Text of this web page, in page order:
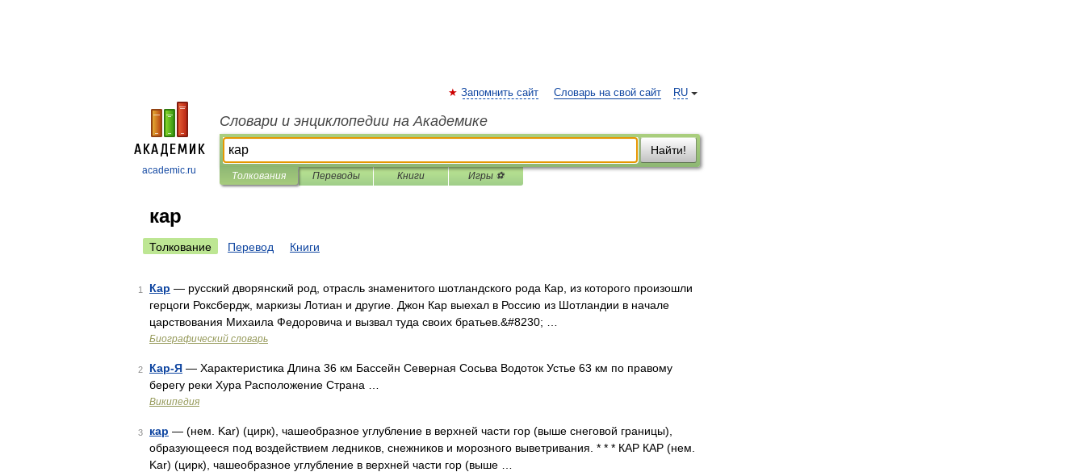
academic.ru
RU
Запомнить сайт Словарь на свой сайт
Словари и энциклопедии на Академике
Найти!
Толкования Переводы Книги Игры ⚽
кар
Толкование Перевод Книги
1 Кар — русский дворянский род, отрасль знаменитого шотландского рода Кар, из которого произошли
герцоги Роксбердж, маркизы Лотиан и другие. Джон Кар выехал в Россию из Шотландии в начале
царствования Михаила Федоровича и вызвал туда своих братьев.&#8230; …
Биографический словарь
2 Кар-Я — Характеристика Длина 36 км Бассейн Северная Сосьва Водоток Устье 63 км по правому
берегу реки Хура Расположение Страна …
Википедия
3 кар — (нем. Kar) (цирк), чашеобразное углубление в верхней части гор (выше снеговой границы),
образующееся под воздействием ледников, снежников и морозного выветривания. * * * КАР КАР (нем.
Kar) (цирк), чашеобразное углубление в верхней части гор (выше …